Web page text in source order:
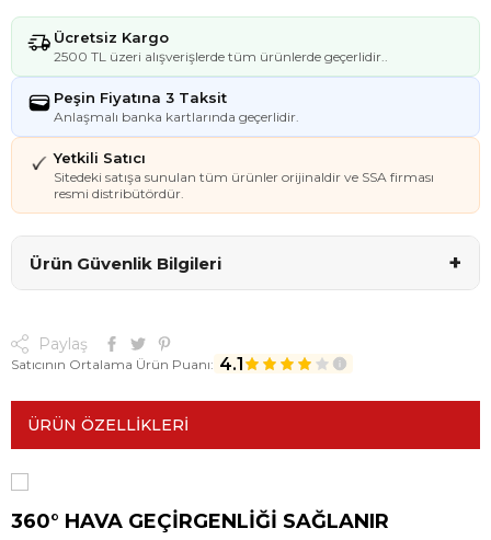
Ücretsiz Kargo
2500 TL üzeri alışverişlerde tüm ürünlerde geçerlidir..
Peşin Fiyatına 3 Taksit
Anlaşmalı banka kartlarında geçerlidir.
Yetkili Satıcı
Sitedeki satışa sunulan tüm ürünler orijinaldir ve SSA firması
resmi distribütördür.
Ürün Güvenlik Bilgileri +
Paylaş
Satıcının Ortalama Ürün Puanı: 4.1
ÜRÜN ÖZELLIKLERI
360° HAVA GEÇİRGENLİĞİ SAĞLANIR